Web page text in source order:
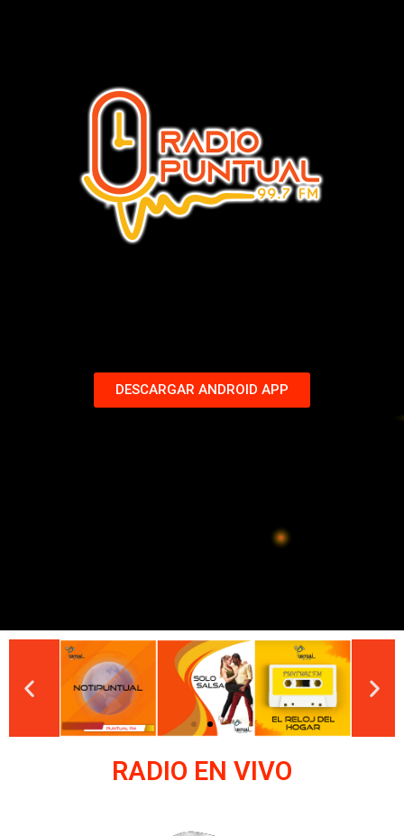
DESCARGAR ANDROID APP
RADIO EN VIVO